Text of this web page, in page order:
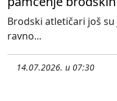
Brodski atletičari još
ravno...
14.07.2026. u 07:30